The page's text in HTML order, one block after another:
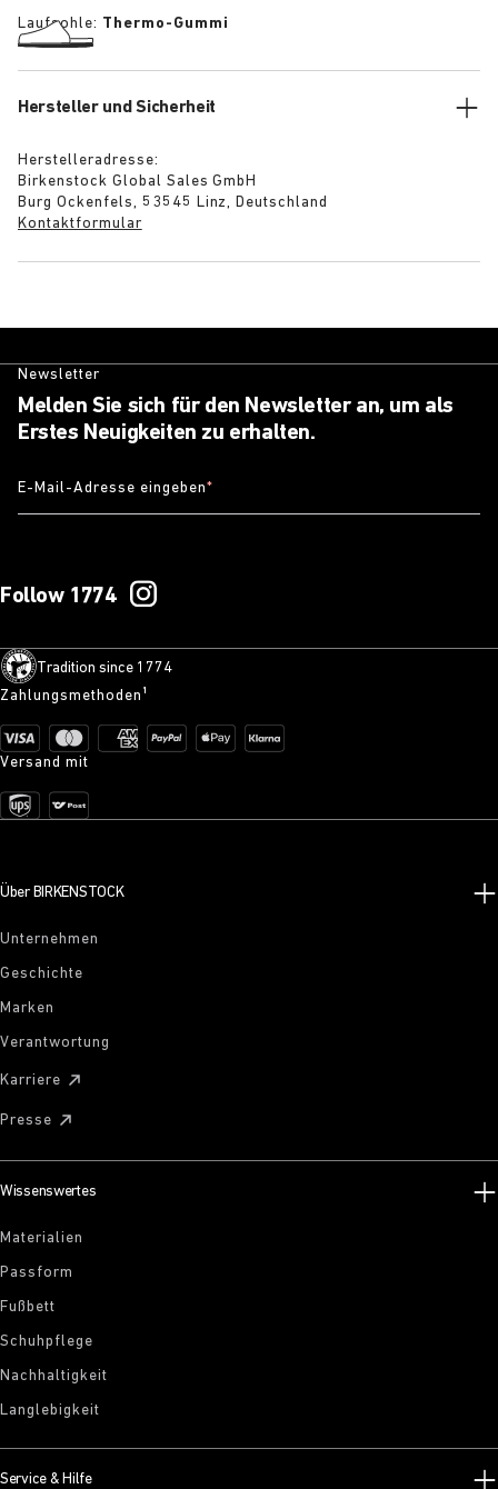
Laufsohle: Thermo-Gummi
Hersteller und Sicherheit
Herstelleradresse:
Birkenstock Global Sales GmbH
Burg Ockenfels, 53545 Linz, Deutschland
Kontaktformular
Newsletter
Melden Sie sich für den Newsletter an, um als
Erstes Neuigkeiten zu erhalten.
E-Mail-Adresse eingeben*
Follow 1774
Tradition since 1774
Zahlungsmethoden¹
Versand mit
Über BIRKENSTOCK
Unternehmen
Geschichte
Marken
Verantwortung
Karriere
Presse
Wissenswertes
Materialien
Passform
Fußbett
Schuhpflege
Nachhaltigkeit
Langlebigkeit
Service & Hilfe